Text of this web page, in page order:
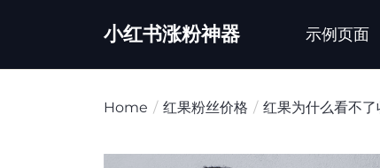
小红书涨粉神器 示例页面
Home 红果粉丝价格 红果为什么看不